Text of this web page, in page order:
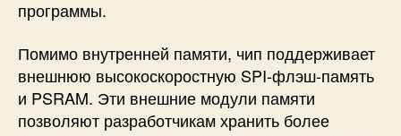
программы.
Помимо внутренней памяти, чип поддерживает
внешнюю высокоскоростную SPI-флэш-память
и PSRAM. Эти внешние модули памяти
позволяют разработчикам хранить более